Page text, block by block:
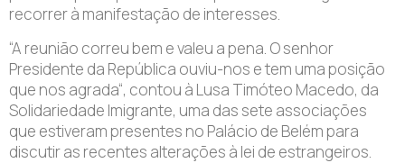
recorrer à manifestação de interesses.
“A reunião correu bem e valeu a pena. O senhor
Presidente da República ouviu-nos e tem uma posição
que nos agrada“, contou à Lusa Timóteo Macedo, da
Solidariedade Imigrante, uma das sete associações
que estiveram presentes no Palácio de Belém para
discutir as recentes alterações à lei de estrangeiros.